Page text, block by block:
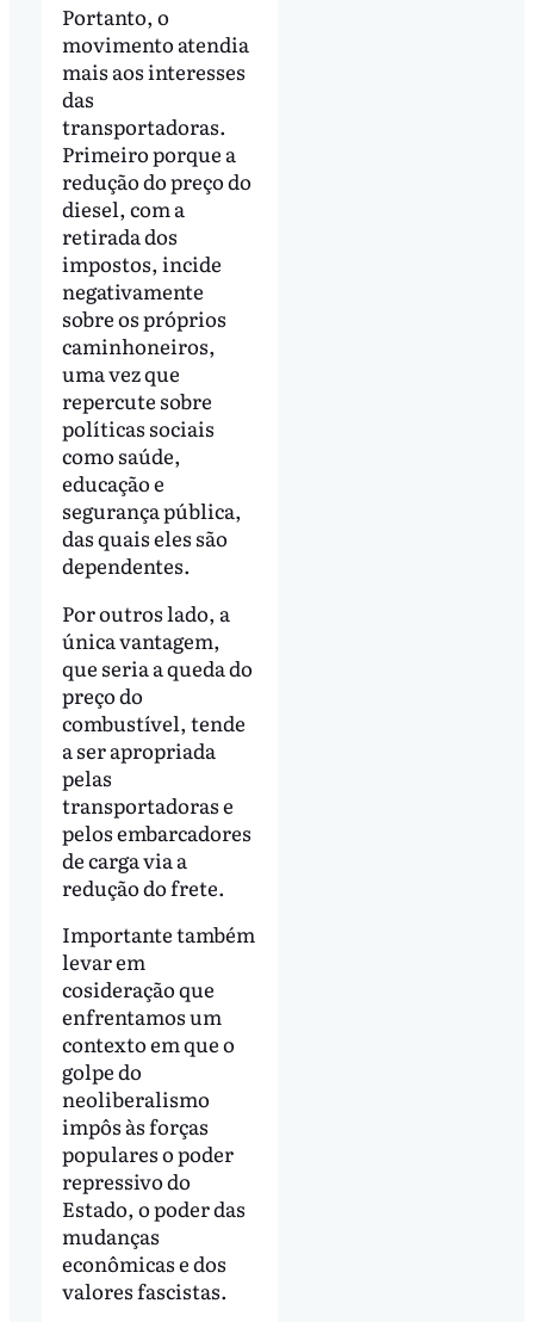
Portanto, o
movimento atendia
mais aos interesses
das
transportadoras.
Primeiro porque a
redução do preço do
diesel, com a
retirada dos
impostos, incide
negativamente
sobre os próprios
caminhoneiros,
uma vez que
repercute sobre
políticas sociais
como saúde,
educação e
segurança pública,
das quais eles são
dependentes.
Por outros lado, a
única vantagem,
que seria a queda do
preço do
combustível, tende
a ser apropriada
pelas
transportadoras e
pelos embarcadores
de carga via a
redução do frete.
Importante também
levar em
cosideração que
enfrentamos um
contexto em que o
golpe do
neoliberalismo
impôs às forças
populares o poder
repressivo do
Estado, o poder das
mudanças
econômicas e dos
valores fascistas.